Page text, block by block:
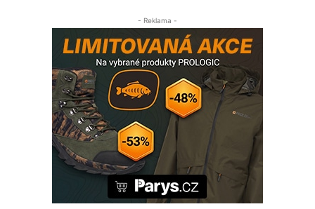
- Reklama -